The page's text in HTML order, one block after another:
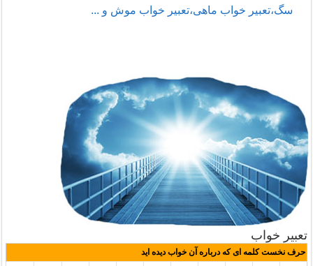
سگ،تعبیر خواب ماهی،تعبیر خواب موش و ...
تعبیر خواب
حرف نخست کلمه ای که درباره آن خواب دیده اید